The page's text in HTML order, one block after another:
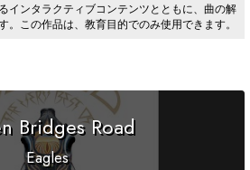
インタラクティブコンテンツとともに、曲の解
。この作品は、教育目的でのみ使用できます。
Bridges Road
Eagles